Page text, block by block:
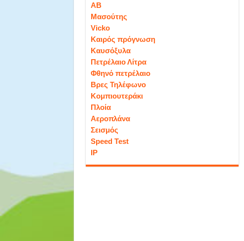
ΑΒ
Μασούτης
Vicko
Καιρός πρόγνωση
Καυσόξυλα
Πετρέλαιο Λίτρα
Φθηνό πετρέλαιο
Βρες Τηλέφωνο
Κομπιουτεράκι
Πλοία
Αεροπλάνα
Σεισμός
Speed Test
IP